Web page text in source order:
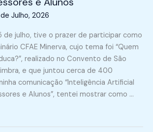
de Julho, 2026
de julho, tive o prazer de participar como
CFAE Minerva, cujo tema foi “Quem
realizado no Convento de São
e que juntou cerca de 400
comunicação “Inteligência Artificial
e Alunos”, tentei mostrar como …